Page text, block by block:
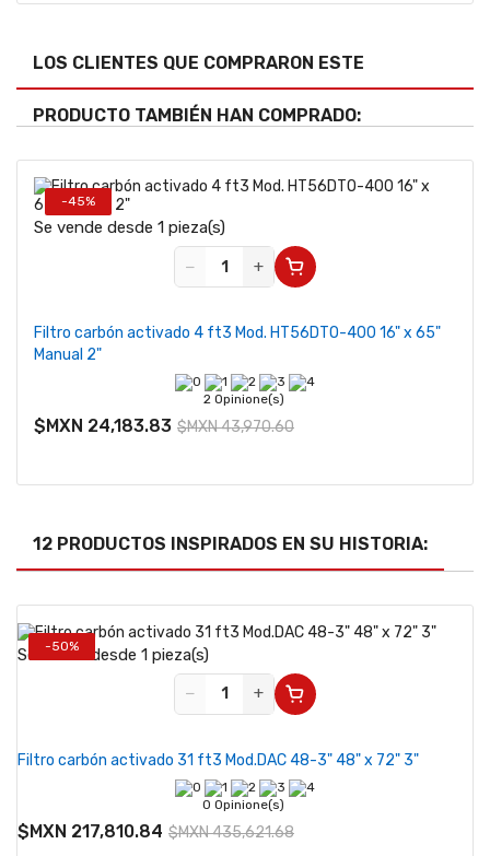
LOS CLIENTES QUE COMPRARON ESTE
PRODUCTO TAMBIÉN HAN COMPRADO:
-45%
Se vende desde 1 pieza(s)
−
+
Filtro carbón activado 4 ft3 Mod. HT56DTO-400 16" x 65"
Manual 2"
2 Opinione(s)
$MXN 24,183.83 $MXN 43,970.60
12 PRODUCTOS INSPIRADOS EN SU HISTORIA:
-50%
Se vende desde 1 pieza(s)
−
+
Filtro carbón activado 31 ft3 Mod.DAC 48-3" 48" x 72" 3"
0 Opinione(s)
$MXN 217,810.84 $MXN 435,621.68